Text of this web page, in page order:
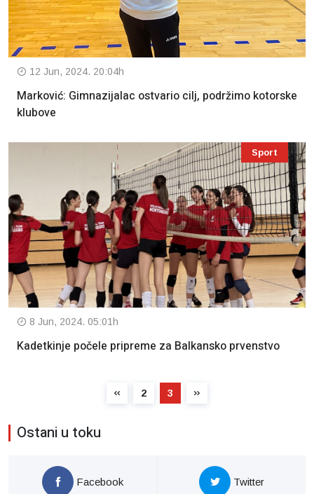
12 Jun, 2024. 20:04h
Marković: Gimnazijalac ostvario cilj, podržimo kotorske
klubove
Sport
8 Jun, 2024. 05:01h
Kadetkinje počele pripreme za Balkansko prvenstvo
2 3
Ostani u toku
Facebook Twitter